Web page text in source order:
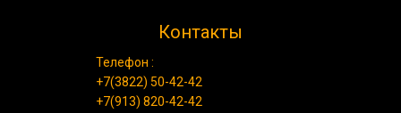
Контакты
+7(3822) 50-42-42
Телефон :
+7(913) 820-42-42